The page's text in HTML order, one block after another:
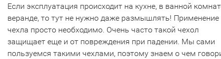
Если эксплуатация происходит на кухне, в ванной
веранде, то тут не нужно даже размышлять! Применение
чехла просто необходимо. Очень часто такой чехол
защищает еще и от повреждения при падении. Мы сами
пользуемся такими чехлами, поэтому знаем о чем